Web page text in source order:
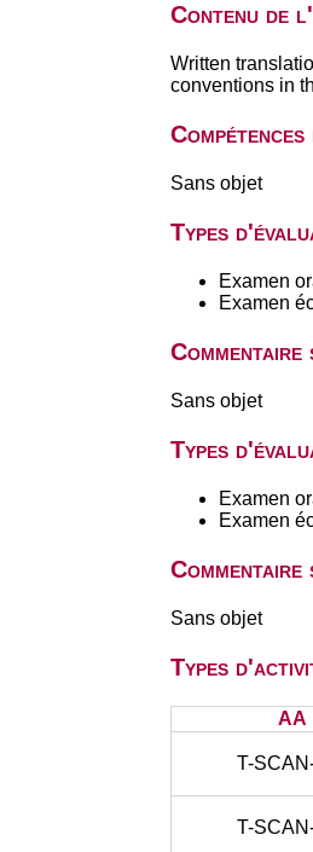
Contenu de
Written
conventions in
Sans objet
Types
Examen
Examen
Sans objet
Types
Examen
Examen
Sans objet
Types
AA
T-
T-